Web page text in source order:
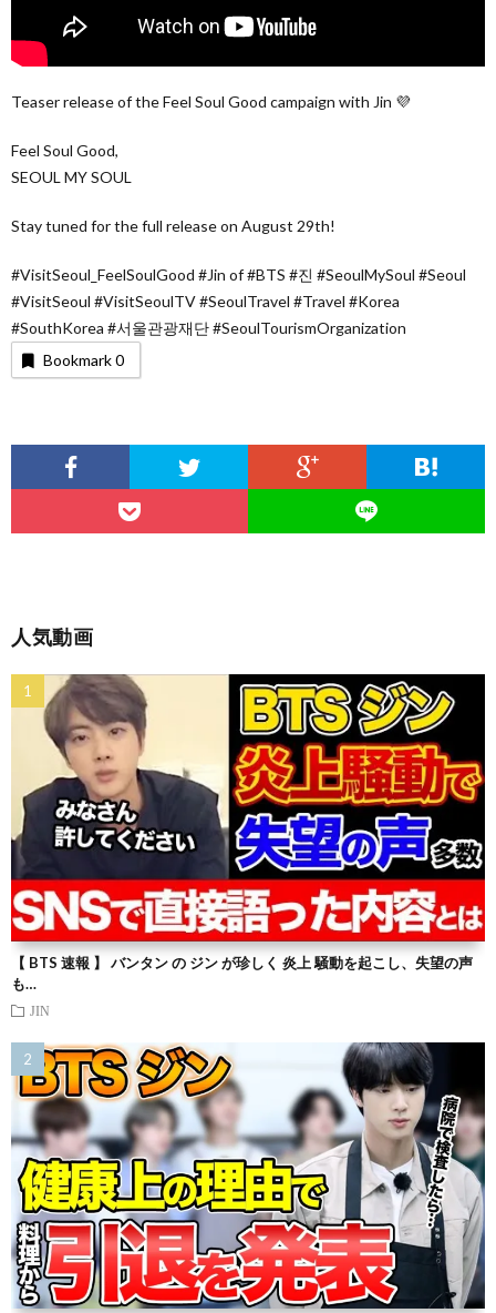
Teaser release of the Feel Soul Good campaign with Jin 💜
Feel Soul Good,
SEOUL MY SOUL
Stay tuned for the full release on August 29th!
#VisitSeoul_FeelSoulGood #Jin of #BTS #진 #SeoulMySoul #Seoul
#VisitSeoul #VisitSeoulTV #SeoulTravel #Travel #Korea
#SouthKorea #서울관광재단 #SeoulTourismOrganization
Bookmark0
人気動画
【 BTS 速報 】 バンタン の ジン が珍しく 炎上 騒動を起こし、失望の声
も…
JIN